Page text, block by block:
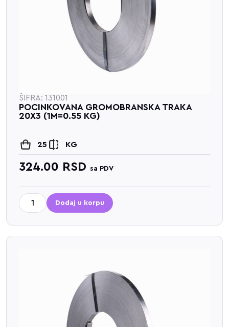
ŠIFRA: 131001
POCINKOVANA GROMOBRANSKA TRAKA
20X3 (1M=0.55 KG)
25 KG
324.00 RSD sa PDV
Dodaj u korpu